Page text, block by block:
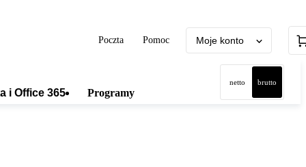
Poczta Pomoc Moje konto
i Office 365 Programy
netto brutto